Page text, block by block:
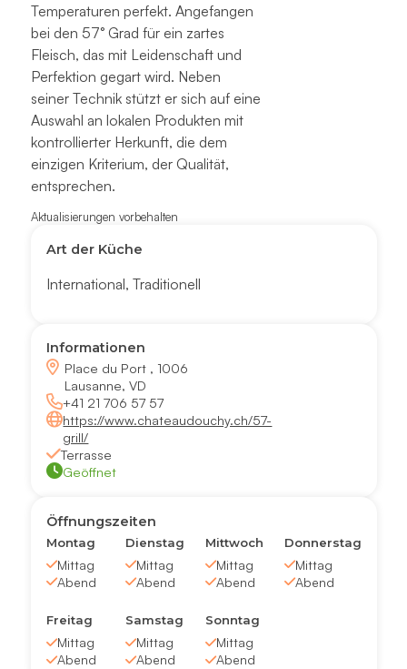
Temperaturen perfekt. Angefangen
bei den 57° Grad für ein zartes
Fleisch, das mit Leidenschaft und
Perfektion gegart wird. Neben
seiner Technik stützt er sich auf eine
Auswahl an lokalen Produkten mit
kontrollierter Herkunft, die dem
einzigen Kriterium, der Qualität,
entsprechen.
Aktualisierungen vorbehalten
Art der Küche
International,Traditionell
Informationen
Place du Port , 1006
Lausanne, VD
+41 21 706 57 57
https://www.chateaudouchy.ch/57-
grill/
Terrasse
Geöffnet
Öffnungszeiten
Montag
Mittag
Abend
Dienstag
Mittag
Abend
Mittwoch
Mittag
Abend
Donnerstag
Mittag
Abend
Freitag
Mittag
Abend
Samstag
Mittag
Abend
Sonntag
Mittag
Abend